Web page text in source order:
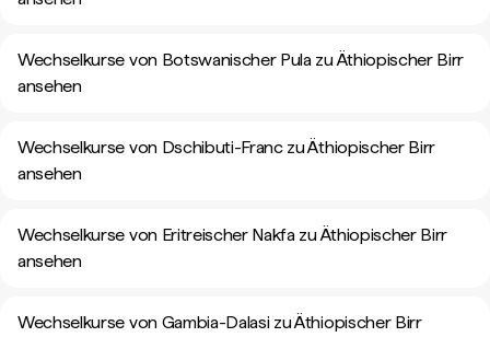
Wechselkurse von Botswanischer Pula zu Äthiopischer Birr
ansehen
Wechselkurse von Dschibuti-Franc zu Äthiopischer Birr
ansehen
Wechselkurse von Eritreischer Nakfa zu Äthiopischer Birr
ansehen
Wechselkurse von Gambia-Dalasi zu Äthiopischer Birr